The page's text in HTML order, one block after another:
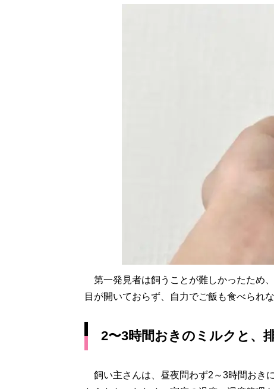
第一発見者は飼うことが難しかったため
目が開いておらず、自力でご飯も食べられ
2〜3時間おきのミルクと、
飼い主さんは、昼夜問わず2～3時間おき